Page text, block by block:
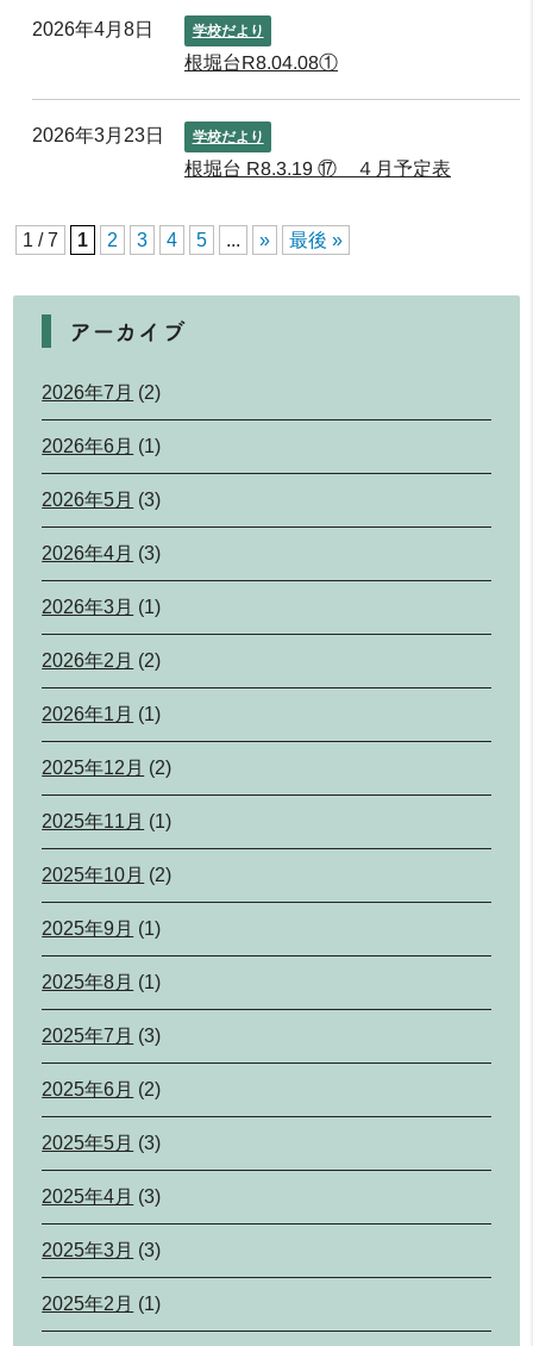
2026年4月8日 学校だより
根堀台R8.04.08①
2026年3月23日 学校だより
根堀台 R8.3.19 ⑰ ４月予定表
1 / 7 1 2 3 4 5 ... » 最後 »
アーカイブ
2026年7月 (2)
2026年6月 (1)
2026年5月 (3)
2026年4月 (3)
2026年3月 (1)
2026年2月 (2)
2026年1月 (1)
2025年12月 (2)
2025年11月 (1)
2025年10月 (2)
2025年9月 (1)
2025年8月 (1)
2025年7月 (3)
2025年6月 (2)
2025年5月 (3)
2025年4月 (3)
2025年3月 (3)
2025年2月 (1)